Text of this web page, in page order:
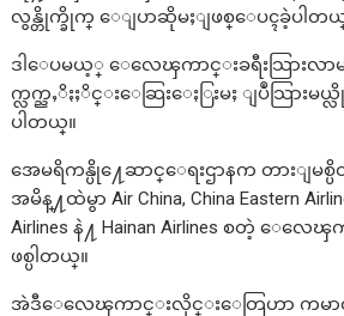
လွန္တိုက္ခိုက္ ေျပာဆိုမႈျဖစ္ေပၚခဲ့ပါတ
ဒါေပမယ့္ ေလေၾကာင္းခရီးသြားလာမ
က္လက္ညႇိႏႈိင္းေဆြးေႏြးမႈ ျပဳသြားမယ္
ပါတယ္။
အေမရိကန္ပို႔ေဆာင္ေရးဌာနက တားျမစ္ပိ
အမိန္႔ထဲမွာ Air China, China Eastern
Airlines နဲ႔ Hainan Airlines စတဲ့ ေ
ဖစ္ပါတယ္။
အဲဒီေလေၾကာင္းလိုင္းေတြဟာ ကမာၻ